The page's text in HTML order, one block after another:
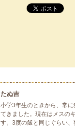
たぬ吉
小学3年生のときから、常
てきました。現在はメスの
す。3度の飯と同じぐらい、